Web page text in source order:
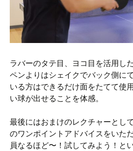
ラバーのタテ目、ヨコ目を活用し
ペンよりはシェイクでバック側に
いる方はできるだけ面をたてて使
い球が出せることを体感。
最後にはおまけのレクチャーとし
のワンポイントアドバイスをいた
員なるほど〜！試してみよう！と